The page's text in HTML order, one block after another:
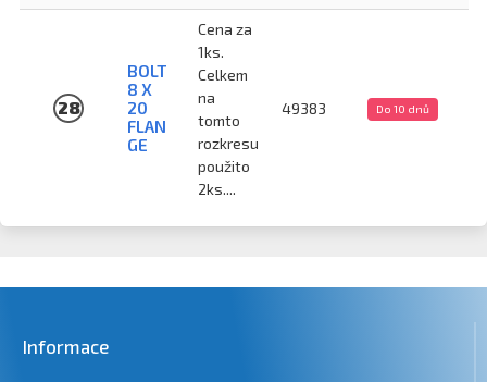
28
BOLT
8 X
20
FLAN
GE
Cena za
1ks.
Celkem
na
tomto
rozkresu
použito
2ks....
49383 Do 10 dnů
Informace